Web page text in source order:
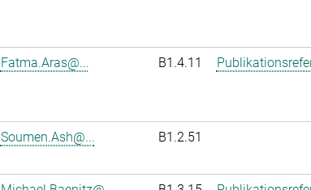
Fatma.Aras@... B1.4.11
Soumen.Ash@... B1.2.51